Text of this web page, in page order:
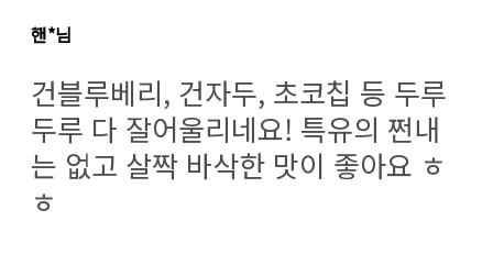
핸*님
건블루베리, 건자두, 초코칩 등 두루
두루 다 잘어울리네요! 특유의 쩐내
는 없고 살짝 바삭한 맛이 좋아요 ㅎ
ㅎ